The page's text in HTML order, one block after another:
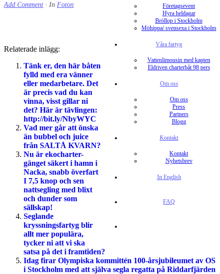
Företagsevent
Hyra heldagar
Bröllop i Stockholm
Möhippa/ svensexa i Stockholm
Våra fartyg
Vattenlimousin med kapten
Eldriven charterbåt 98 pers
Om oss
Om oss
Press
Partners
Blogg
Kontakt
Kontakt
Nyhetsbrev
In English
FAQ
Add Comment · In Foton
Relaterade inlägg:
Tänk er, den här båten
fylld med era vänner
eller medarbetare. Det
är precis vad du kan
vinna, visst gillar ni
det? Här är tävlingen:
http://bit.ly/NbyWYC
Vad mer går att önska
än bubbel och juice
från SALTÅ KVARN?
Nu är ekocharter-
gänget säkert i hamn i
Nacka, snabb överfart
I 7,5 knop och sen
nattsegling med blixt
och dunder som
sällskap!
Seglande
kryssningsfartyg blir
allt mer populära,
tycker ni att vi ska
satsa på det i framtiden?
Idag firar Olympiska kommittén 100-årsjubileumet av OS
i Stockholm med att själva segla regatta på Riddarfjärden